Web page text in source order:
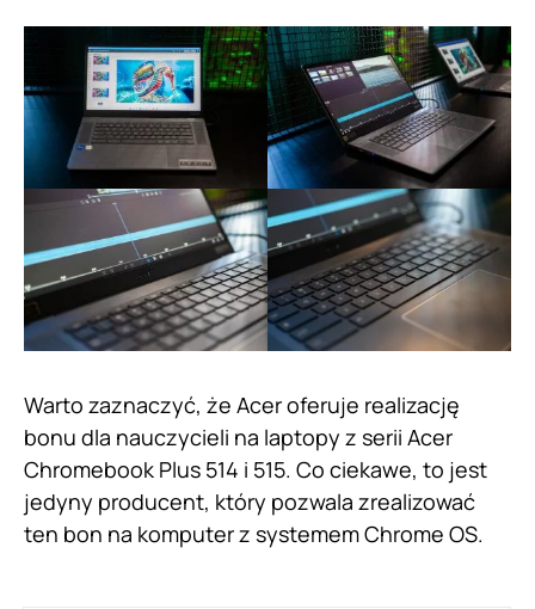
Warto zaznaczyć, że Acer oferuje realizację
bonu dla nauczycieli na laptopy z serii Acer
Chromebook Plus 514 i 515. Co ciekawe, to jest
jedyny producent, który pozwala zrealizować
ten bon na komputer z systemem Chrome OS.